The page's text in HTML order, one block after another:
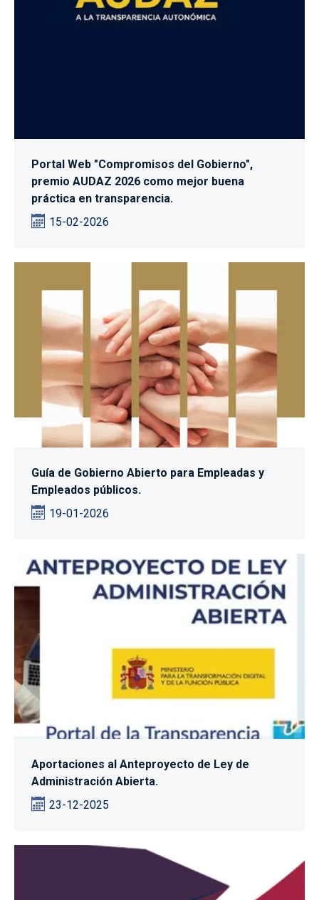
Portal Web "Compromisos del Gobierno",
premio AUDAZ 2026 como mejor buena
práctica en transparencia.
15-02-2026
Guía de Gobierno Abierto para Empleadas y
Empleados públicos.
19-01-2026
Aportaciones al Anteproyecto de Ley de
Administración Abierta.
23-12-2025